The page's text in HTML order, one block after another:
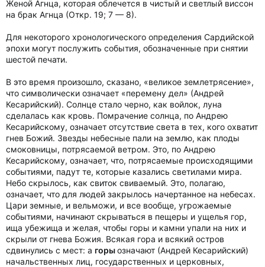
Женой Агнца, которая облечется в чистый и светлый виссон
на брак Агнца (Откр. 19; 7 — 8).
Для некоторого хронологического определения Сардийской
эпохи могут послужить события, обозначенные при снятии
шестой печати.
В это время произошло, сказано, «великое землетрясение»,
что символически означает «перемену дел» (Андрей
Кесарийский). Солнце стало черно, как войлок, луна
сделалась как кровь. Помрачение солнца, по Андрею
Кесарийскому, означает отсутствие света в тех, кого охватит
гнев Божий. Звезды небесные пали на землю, как плоды
смоковницы, потрясаемой ветром. Это, по Андрею
Кесарийскому, означает, что, потрясаемые происходящими
событиями, падут те, которые казались светилами мира.
Небо скрылось, как свиток свиваемый. Это, полагаю,
означает, что для людей закрылось начертанное на небесах.
Цари земные, и вельможи, и все вообще, угрожаемые
событиями, начинают скрываться в пещеры и ущелья гор,
ища убежища и желая, чтобы горы и камни упали на них и
скрыли от гнева Божия. Всякая гора и всякий остров
сдвинулись с мест: а горыозначают (Андрей Кесарийский)
начальственных лиц, государственных и церковных,